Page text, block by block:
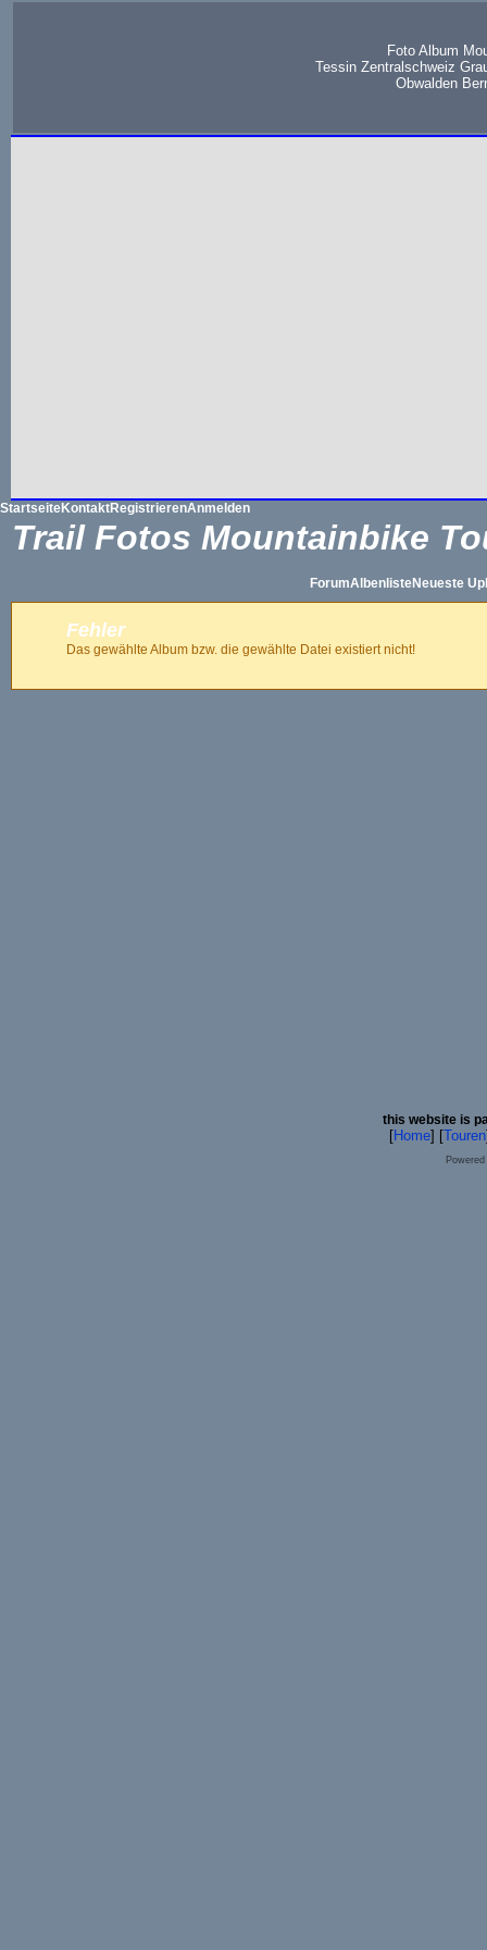
Foto Album
Tessin Zentralschweiz
Obwalden
StartseiteKontaktRegistrierenAnmelden
Trail Fotos Mountainbike
ForumAlbenlisteNeueste
Fehler
Das gewählte Album bzw. die gewählte Datei existiert nicht!
this website is
[Home] [Touren